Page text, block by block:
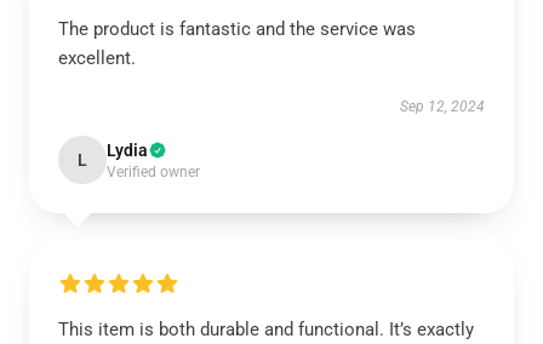
The product is fantastic and the service was
excellent.
Sep 12, 2024
L Lydia
Verified owner
This item is both durable and functional. It’s exactly